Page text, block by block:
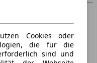
Cookies oder
die für die
sind und